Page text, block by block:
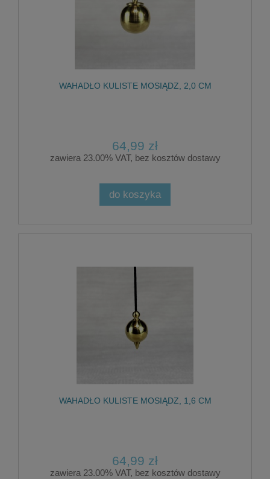
WAHADŁO KULISTE MOSIĄDZ, 2,0 CM
64,99 zł
zawiera 23.00% VAT, bez kosztów dostawy
do koszyka
WAHADŁO KULISTE MOSIĄDZ, 1,6 CM
64,99 zł
zawiera 23.00% VAT, bez kosztów dostawy